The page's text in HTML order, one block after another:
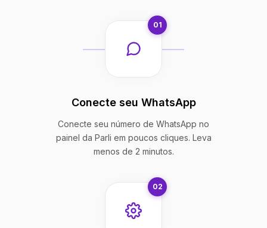
01
Conecte seu WhatsApp
Conecte seu número de WhatsApp no
painel da Parli em poucos cliques. Leva
menos de 2 minutos.
02